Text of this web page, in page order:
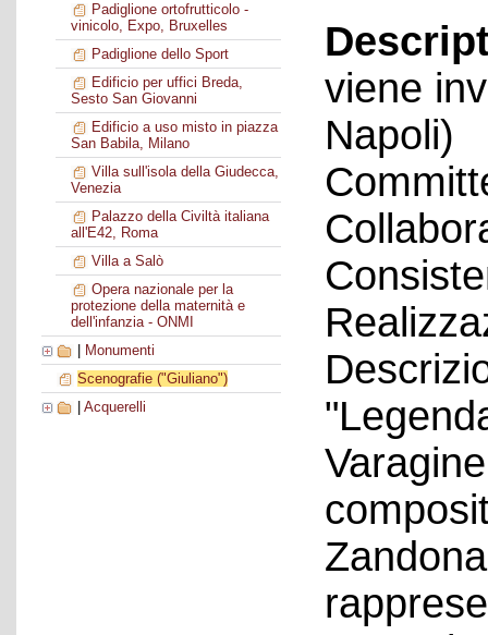
Padiglione ortofrutticolo -
vinicolo, Expo, Bruxelles
Padiglione dello Sport
Edificio per uffici Breda,
Sesto San Giovanni
Edificio a uso misto in piazza
San Babila, Milano
Villa sull'isola della Giudecca,
Venezia
Palazzo della Civiltà italiana
all'E42, Roma
Villa a Salò
Opera nazionale per la
protezione della maternità e
dell'infanzia - ONMI
Monumenti
Scenografie ("Giuliano")
Acquerelli
viene
Napoli)